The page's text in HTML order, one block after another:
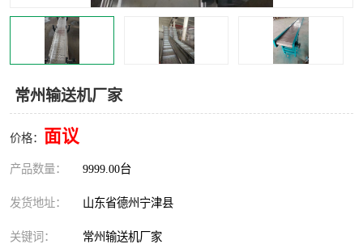
常州输送机厂家
价格： 面议
产品数量： 9999.00台
发货地址： 山东省德州宁津县
关键词： 常州输送机厂家
塑料撕碎机